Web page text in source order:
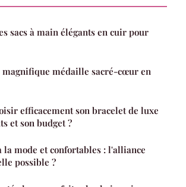
sacs à main élégants en cuir pour
magnifique médaille sacré-cœur en
efficacement son bracelet de luxe
et son budget ?
la mode et confortables : l'alliance
possible ?